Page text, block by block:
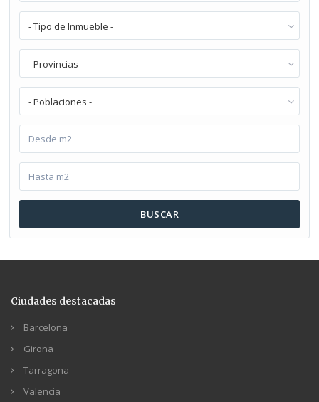
- Tipo de Inmueble -
- Provincias -
- Poblaciones -
BUSCAR
Ciudades destacadas
Barcelona
Girona
Tarragona
Valencia